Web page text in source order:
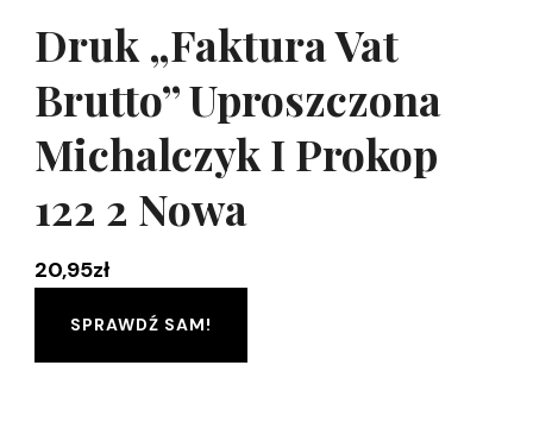
Druk „Faktura Vat
Brutto” Uproszczona
Michalczyk I Prokop
122 2 Nowa
20,95zł
SPRAWDŹ SAM!